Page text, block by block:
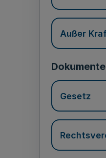
Außer
Gesetz